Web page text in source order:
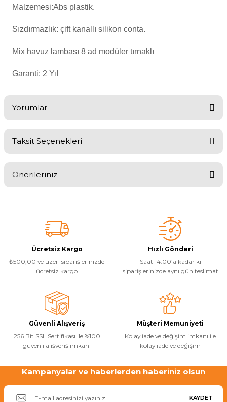
Yangın Pompası
Malzemesi:Abs plastik.
Sızdırmazlık: çift kanallı silikon conta.
Mix havuz lambası 8 ad modüler tırnaklı
Garanti: 2 Yıl
Yorumlar
Taksit Seçenekleri
Önerileriniz
Görüş ve önerileriniz için teşekkür ederiz.
Ürün resmi kalitesiz, bozuk veya görüntülenemiyor.
Ürün açıklamasında eksik bilgiler bulunuyor.
Ürün bilgilerinde hatalar bulunuyor.
Ürün fiyatı diğer sitelerden daha pahalı.
Bu ürüne benzer farklı alternatifler olmalı.
Gönder
Ücretsiz Kargo
₺500,00 ve üzeri siparişlerinizde
ücretsiz kargo
Hızlı Gönderi
Saat 14:00’a kadar ki
siparişlerinizde aynı gün teslimat
Güvenli Alışveriş
256 Bit SSL Sertifikası ile %100
güvenli alışveriş imkanı
Müşteri Memuniyeti
Kolay iade ve değişim imkanı ile
kolay iade ve değişim
Kampanyalar ve haberlerden haberiniz olsun
KAYDET